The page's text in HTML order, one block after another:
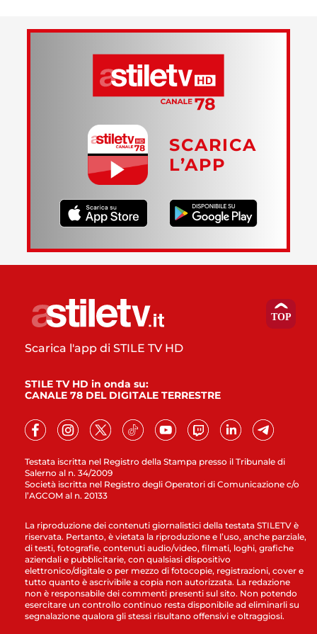
SCARICA
L’APP
Testata iscritta nel Registro della Stampa presso il Tribunale di
Salerno al n. 34/2009
Società iscritta nel Registro degli Operatori di Comunicazione c/o
l’AGCOM al n. 20133
Scarica l'app di STILE TV HD
STILE TV HD in onda su:
CANALE 78 DEL DIGITALE TERRESTRE
La riproduzione dei contenuti giornalistici della testata STILETV è
riservata. Pertanto, è vietata la riproduzione e l’uso, anche parziale,
di testi, fotografie, contenuti audio/video, filmati, loghi, grafiche
aziendali e pubblicitarie, con qualsiasi dispositivo
elettronico/digitale o per mezzo di fotocopie, registrazioni, cover e
tutto quanto è ascrivibile a copia non autorizzata. La redazione
non è responsabile dei commenti presenti sul sito. Non potendo
esercitare un controllo continuo resta disponibile ad eliminarli su
segnalazione qualora gli stessi risultano offensivi e oltraggiosi.